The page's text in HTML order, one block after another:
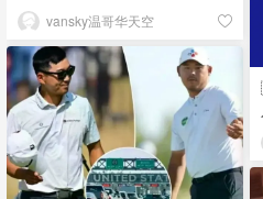
vansky温哥华天空